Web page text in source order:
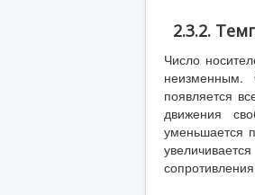
2.3.2.
Число
неизменным.
появляется
движения
уменьшается